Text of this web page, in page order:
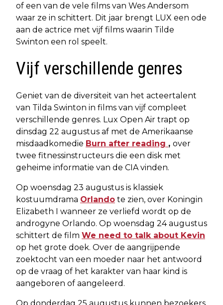
of een van de vele films van Wes Andersom
waar ze in schittert. Dit jaar brengt LUX een ode
aan de actrice met vijf films waarin Tilde
Swinton een rol speelt.
Vijf verschillende genres
Geniet van de diversiteit van het acteertalent
van Tilda Swinton in films van vijf compleet
verschillende genres. Lux Open Air trapt op
dinsdag 22 augustus af met de Amerikaanse
misdaadkomedie Burn after reading , over
twee fitnessinstructeurs die een disk met
geheime informatie van de CIA vinden.
Op woensdag 23 augustus is klassiek
kostuumdrama Orlando te zien, over Koningin
Elizabeth I wanneer ze verliefd wordt op de
androgyne Orlando. Op woensdag 24 augustus
schittert de film We need to talk about Kevin
op het grote doek. Over de aangrijpende
zoektocht van een moeder naar het antwoord
op de vraag of het karakter van haar kind is
aangeboren of aangeleerd.
Op donderdag 25 augustus kunnen bezoekers